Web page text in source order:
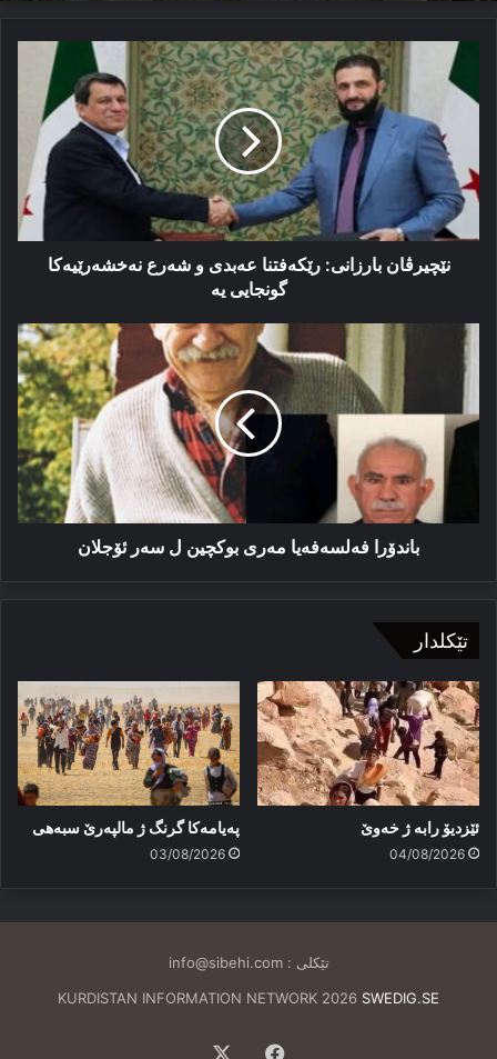
نێچیرڤان
بارزانی:
رێکەفتنا
عەبدی
شەرع
نه‌خشه‌رێیه‌کا
گونجایی
یە
نێچیرڤان بارزانی: رێکەفتنا عەبدی و شەرع نه‌خشه‌رێیه‌کا
گونجایی یە
باندۆرا
فەلسەفەیا
مەری
بوکچین
ل سەر
ئۆجلان
باندۆرا فەلسەفەیا مەری بوکچین ل سەر ئۆجلان
تێکلدار
ئێزدیۆ رابە ژ خەوێ
04/08/2026
پەیامەكا گرنگ ژ مالپەرێ سبەهی
03/08/2026
تێکلی :info@sibehi.com
KURDISTAN INFORMATION NETWORK 2026 SWEDIG.SE
Facebook